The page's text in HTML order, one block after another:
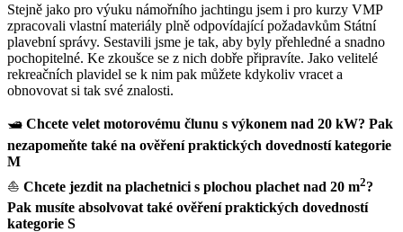
Stejně jako pro výuku námořního jachtingu jsem i pro kurzy VMP
zpracovali vlastní materiály plně odpovídající požadavkům Státní
plavební správy. Sestavili jsme je tak, aby byly přehledné a snadno
pochopitelné. Ke zkoušce se z nich dobře připravíte. Jako velitelé
rekreačních plavidel se k nim pak můžete kdykoliv vracet a
obnovovat si tak své znalosti.
🛥️ Chcete velet motorovému člunu s výkonem nad 20 kW? Pak
nezapomeňte také na ověření praktických dovedností kategorie
M
⛵ Chcete jezdit na plachetnici s plochou plachet nad 20 m2?
Pak musíte absolvovat také ověření praktických dovedností
kategorie S